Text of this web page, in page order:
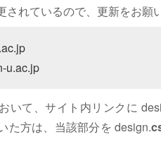
れているので、更新をお願
u.ac.jp
いて、サイト内リンクに
た方は、当該部分を design.